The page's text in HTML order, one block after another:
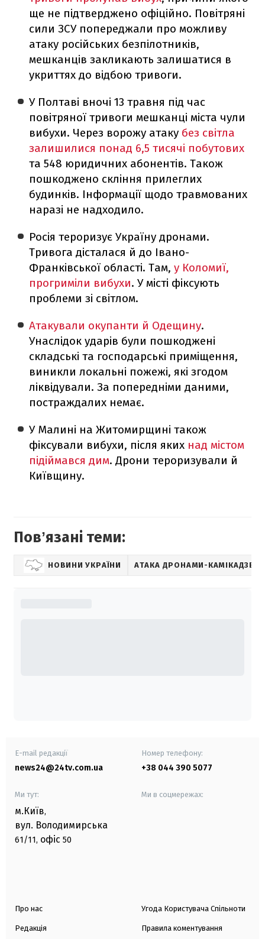
ще не підтверджено офіційно. Повітряні
сили ЗСУ попереджали про можливу
атаку російських безпілотників,
мешканців закликають залишатися в
укриттях до відбою тривоги.
У Полтаві вночі 13 травня під час
повітряної тривоги мешканці міста чули
вибухи. Через ворожу атаку без світла
залишилися понад 6,5 тисячі побутових
та 548 юридичних абонентів. Також
пошкоджено скління прилеглих
будинків. Інформації щодо травмованих
наразі не надходило.
Росія тероризує Україну дронами.
Тривога дісталася й до Івано-
Франківської області. Там,у Коломиї,
прогриміли вибухи. У місті фіксують
проблеми зі світлом.
Атакували окупанти й Одещину.
Унаслідок ударів були пошкоджені
складські та господарські приміщення,
виникли локальні пожежі, які згодом
ліквідували. За попередніми даними,
постраждалих немає.
У Малині на Житомирщині також
фіксували вибухи, після яких над містом
підіймався дим. Дрони тероризували й
Київщину.
Повʼязані теми:
НОВИНИ УКРАЇНИ АТАКА ДРОНАМИ-КАМІКАДЗЕ
E-mail редакції
news24@24tv.com.ua
Номер телефону:
+38 044 390 5077
Ми тут:
м.Київ,
вул. Володимирська
61/11, офіс 50
Ми в соцмережах:
Про нас
Редакція
Угода Користувача Спільноти
Правила коментування